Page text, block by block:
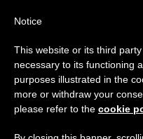
Di nuovo a
diplomatico
Notice
This website or its third
necessary to its functioning
purposes illustrated in the
more or withdraw your
please refer to the cookie